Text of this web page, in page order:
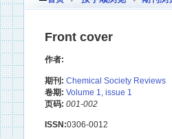
Front cover
作者:
期刊: Chemical Society Reviews
卷期: Volume 1, issue 1
页码: 001-002
ISSN:0306-0012